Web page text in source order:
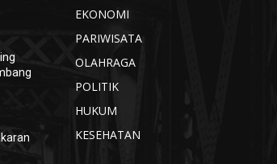
EKONOMI
PARIWISATA
OLAHRAGA
POLITIK
HUKUM
KESEHATAN